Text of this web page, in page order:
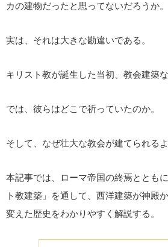
カの建物だったと思ってないだろうか。
実は、それは大きな勘違いである。
キリスト教が誕生した当初、教会建築
では、彼らはどこで祈っていたのか。
そして、なぜ壮大な教会が建てられる
本記事では、ローマ帝国の終焉ととも
ト教建築」を通して、西洋建築が神殿
変えた歴史をわかりやすく解説する。